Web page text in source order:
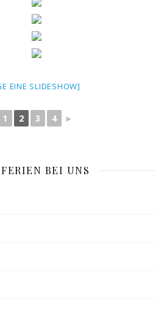
EINE SLIDESHOW]
1 2 3 4 ►
BEI UNS